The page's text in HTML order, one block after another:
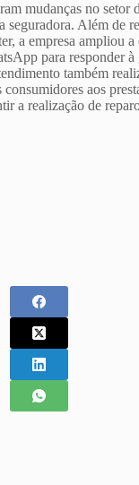
mudanças no setor
seguradora. Além de
a empresa ampliou
para responder à
também
aos
a realização de